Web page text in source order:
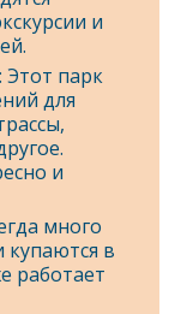
и
парк
для
и
много
купаются в
работает